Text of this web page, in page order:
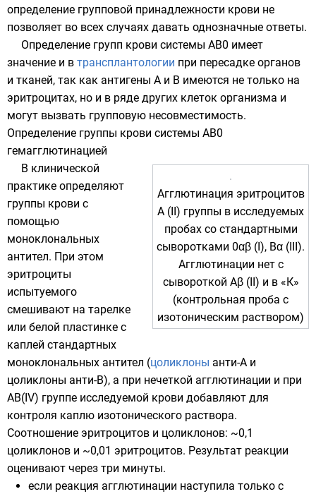
определение групповой принадлежности крови не
позволяет во всех случаях давать однозначные ответы.
Определение групп крови системы AB0 имеет
значение и в трансплантологии при пересадке органов
и тканей, так как антигены А и В имеются не только на
эритроцитах, но и в ряде других клеток организма и
могут вызвать групповую несовместимость.
Определение группы крови системы AB0
гемагглютинацией
Агглютинация эритроцитов
A (II) группы в исследуемых
пробах со стандартными
сыворотками 0αβ (I), Bα (III).
Агглютинации нет с
сывороткой Aβ (II) и в «К»
(контрольная проба с
изотоническим раствором)
В клинической
практике определяют
группы крови с
помощью
моноклональных
антител. При этом
эритроциты
испытуемого
смешивают на тарелке
или белой пластинке с
каплей стандартных
моноклональных антител (цоликлоны анти-А и
цоликлоны анти-B), а при нечеткой агглютинации и при
AB(IV) группе исследуемой крови добавляют для
контроля каплю изотонического раствора.
Соотношение эритроцитов и цоликлонов: ~0,1
цоликлонов и ~0,01 эритроцитов. Результат реакции
оценивают через три минуты.
если реакция агглютинации наступила только с